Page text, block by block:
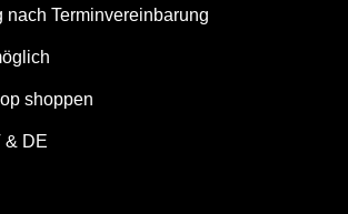
nach Terminvereinbarung
shoppen
& DE